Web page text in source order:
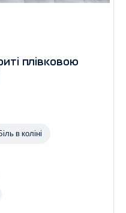
плівковою
в коліні